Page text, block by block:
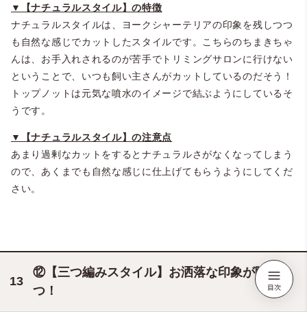
▼【ナチュラルスタイル】の特徴
ナチュラルスタイルは、ヨークシャーテリアの印象を残しつつ
も自然な感じでカットしたスタイルです。こちらのちまきちゃ
んは、お手入れされるのが苦手でトリミングサロンに行けない
ということで、いつも飼い主さんがカットしているのだそう！
トップノットは元気な噴水のイメージで結ぶようにしているそ
うです。
▼【ナチュラルスタイル】の注意点
あまり過剰なカットをするとナチュラルさがなくなってしまう
ので、あくまでも自然な感じに仕上げてもらうようにしてくだ
さい。
⑫【三つ編みスタイル】お洒落な印象が際立
つ！